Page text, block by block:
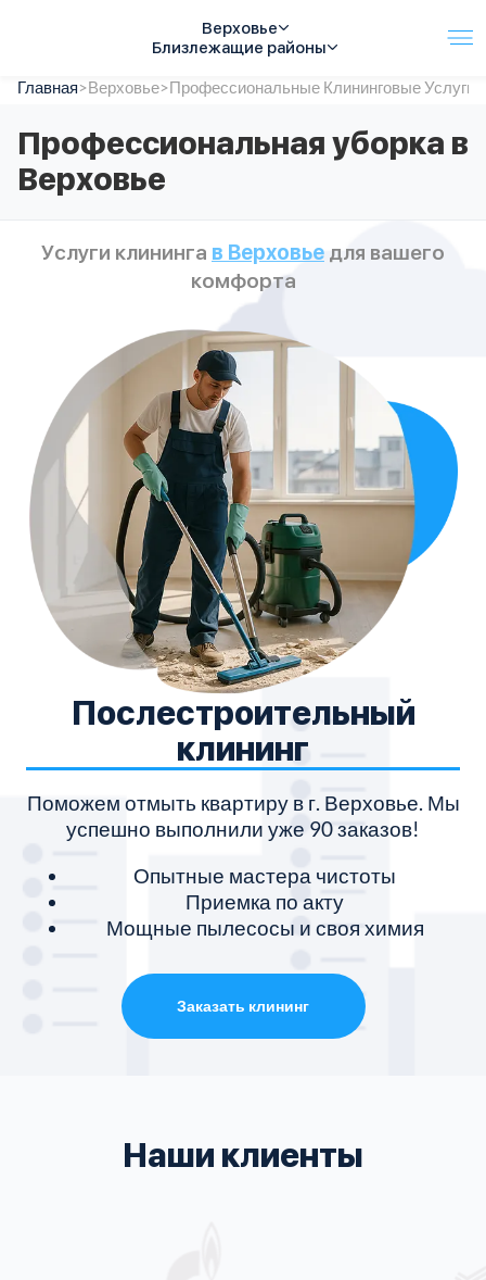
Верховье
Близлежащие районы
Услуги
Автопарк
Тарифы
Акции
Контакты
Главная>Верховье>Профессиональные Клининговые Услуги
Профессиональная уборка в
Верховье
Услуги клининга в Верховье для вашего
комфорта
Послестроительный
клининг
Поможем отмыть квартиру в г. Верховье. Мы
успешно выполнили уже 90 заказов!
Опытные мастера чистоты
Приемка по акту
Мощные пылесосы и своя химия
Заказать клининг
Наши клиенты